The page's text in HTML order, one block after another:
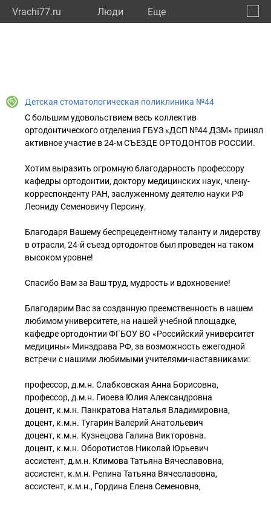
Vrachi77.ru Люди Eще
Детская стоматологическая поликлиника №44
С большим удовольствием весь коллектив
ортодонтического отделения ГБУЗ «ДСП №44 ДЗМ» принял
активное участие в 24-м СЪЕЗДЕ ОРТОДОНТОВ РОССИИ.
Хотим выразить огромную благодарность профессору
кафедры ортодонтии, доктору медицинских наук, члену-
корреспонденту РАН, заслуженному деятелю науки РФ
Леониду Семеновичу Персину.
Благодаря Вашему беспрецедентному таланту и лидерству
в отрасли, 24-й съезд ортодонтов был проведен на таком
высоком уровне!
Спасибо Вам за Ваш труд, мудрость и вдохновение!
Благодарим Вас за созданную преемственность в нашем
любимом университете, на нашей учебной площадке,
кафедре ортодонтии ФГБОУ ВО «Российский университет
медицины» Минздрава РФ, за возможность ежегодной
встречи с нашими любимыми учителями-наставниками:
профессор, д.м.н. Слабковская Анна Борисовна,
профессор, д.м.н. Гиоева Юлия Александровна
доцент, к.м.н. Панкратова Наталья Владимировна,
доцент, к.м.н. Тугарин Валерий Анатольевич
доцент, к.м.н. Кузнецова Галина Викторовна.
доцент, к.м.н. Оборотистов Николай Юрьевич
ассистент, д.м.н. Климова Татьяна Вячеславовна,
ассистент, к.м.н. Репина Татьяна Вячеславовна,
ассистент, к.м.н., Гордина Елена Семеновна,